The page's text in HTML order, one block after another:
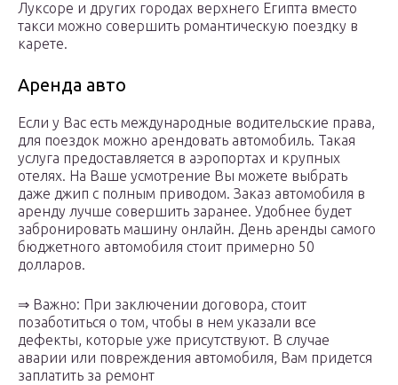
Луксоре и других городах верхнего Египта вместо
такси можно совершить романтическую поездку в
карете.
Аренда авто
Если у Вас есть международные водительские права,
для поездок можно арендовать автомобиль. Такая
услуга предоставляется в аэропортах и крупных
отелях. На Ваше усмотрение Вы можете выбрать
даже джип с полным приводом. Заказ автомобиля в
аренду лучше совершить заранее. Удобнее будет
забронировать машину онлайн. День аренды самого
бюджетного автомобиля стоит примерно 50
долларов.
⇒ Важно: При заключении договора, стоит
позаботиться о том, чтобы в нем указали все
дефекты, которые уже присутствуют. В случае
аварии или повреждения автомобиля, Вам придется
заплатить за ремонт